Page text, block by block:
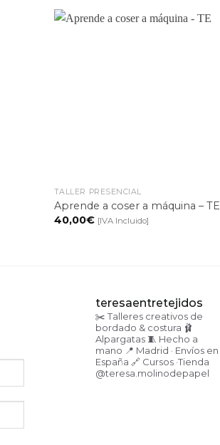
TALLER PRESENCIAL
Aprende a coser a máquina – TE
40,00€ [IVA Incluido]
teresaentretejidos
✂️ Talleres creativos de
bordado & costura 🩰
Alpargatas🧵 Hecho a
mano 📍 Madrid · Envíos en
España 🔗 Cursos ·Tienda
@teresa.molinodepapel